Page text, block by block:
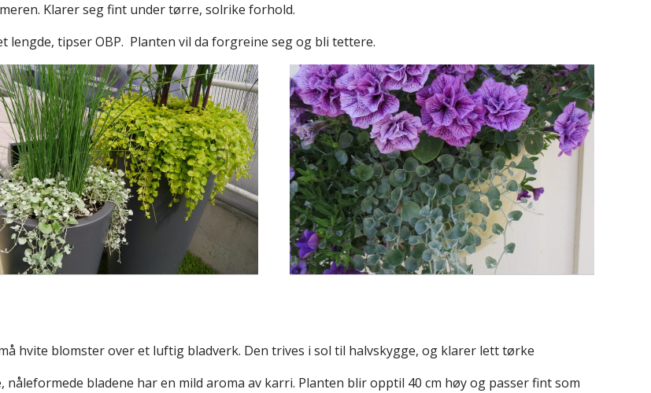
Klarer seg fint under tørre, solrike forhold.
tipser OBP. Planten vil da forgreine seg og bli tettere.
hvite blomster over et luftig bladverk. Den trives i sol til halvskygge, og klarer lett tørke
bladene har en mild aroma av karri. Planten blir opptil 40 cm høy og passer fint som